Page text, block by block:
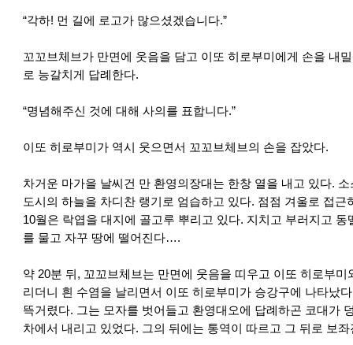
“각하! 먼 길에 로고가 많으셨겠습니다.”
꼬꼬브체브가 만면에 웃음을 담고 이또 히로부미에게 손을 내
로 능갈치게 답례한다.
“명념해주신 것에 대해 사의를 표합니다.”
이또 히로부미가 역시 웃으면서 꼬꼬브체브의 손을 잡았다.
차거운 마가을 날씨건 만 환영의장대는 한창 열을 내고 있다.
도시의 하늘을 차디찬 랭기로 엄습하고 있다. 점점 겨울로 접
10월은 락엽을 대지에 골고루 뿌리고 있다. 지치고 부러지고
를 물고 자꾸 땅에 떨어진다….
약 20분 뒤, 꼬꼬브체브는 만면에 웃음을 띠우고 이또 히로부
리더니 흰 수염을 날리면서 이또 히로부미가 승강구에 나타났
뜩거렸다. 그는 모자를 벗어들고 환영대오에 답례하곤 코대가
차에서 내리고 있었다. 그의 뒤에는 통역이 따르고 그 뒤로 보